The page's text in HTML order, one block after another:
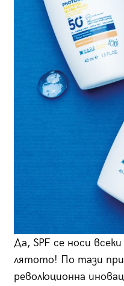
Да, SPF се носи
лятото! По тази
революционна